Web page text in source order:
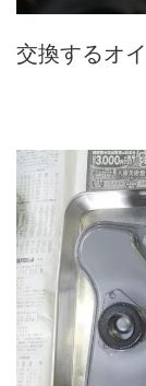
交換するオ